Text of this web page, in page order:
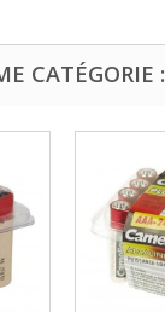
CATÉGORIE :